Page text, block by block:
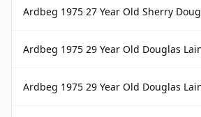
Ardbeg 1975 27 Year Old Sherry Douglas Laing
Ardbeg 1975 29 Year Old Douglas Laing Platinum
Ardbeg 1975 29 Year Old Douglas Laing Platinum Selection